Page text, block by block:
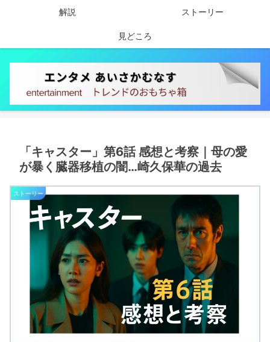
解説 ストーリー
見どころ
「キャスター」第6話 感想と考察｜母の愛
が暴く臓器移植の闇…崎久保華の過去
ストーリー